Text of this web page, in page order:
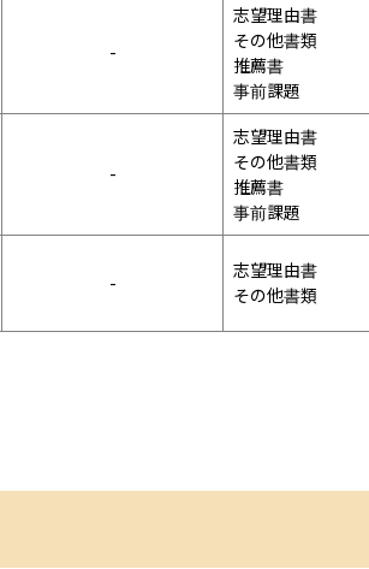
-
志望理由書
その他書類
推薦書
事前課題
-
志望理由書
その他書類
推薦書
事前課題
-
志望理由書
その他書類